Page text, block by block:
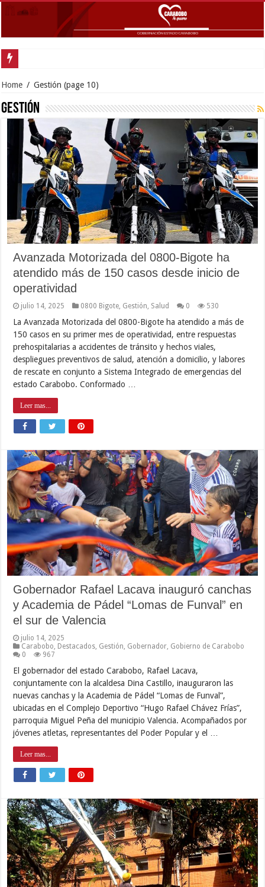
Home / Gestión (page 10)
Gestión
Avanzada Motorizada del 0800-Bigote ha
atendido más de 150 casos desde inicio de
operatividad
julio 14, 2025 0800 Bigote, Gestión, Salud 0 530
La Avanzada Motorizada del 0800-Bigote ha atendido a más de
150 casos en su primer mes de operatividad, entre respuestas
prehospitalarias a accidentes de tránsito y hechos viales,
despliegues preventivos de salud, atención a domicilio, y labores
de rescate en conjunto a Sistema Integrado de emergencias del
estado Carabobo. Conformado …
Leer mas...
Gobernador Rafael Lacava inauguró canchas
y Academia de Pádel “Lomas de Funval” en
el sur de Valencia
julio 14, 2025
Carabobo, Destacados, Gestión, Gobernador, Gobierno de Carabobo
0
967
El gobernador del estado Carabobo, Rafael Lacava,
conjuntamente con la alcaldesa Dina Castillo, inauguraron las
nuevas canchas y la Academia de Pádel “Lomas de Funval”,
ubicadas en el Complejo Deportivo “Hugo Rafael Chávez Frías”,
parroquia Miguel Peña del municipio Valencia. Acompañados por
jóvenes atletas, representantes del Poder Popular y el …
Leer mas...